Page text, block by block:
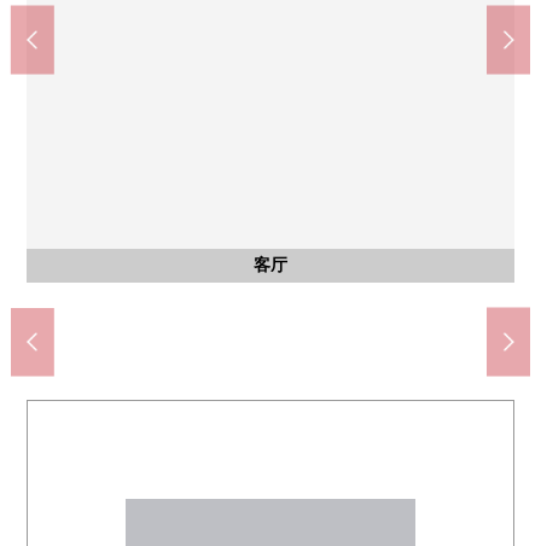
客厅
外观
客厅
厨房
阳台
从阳台希望东南一侧
室内
室内
约6.0张塌塌米西式房间
室内
约6.0张塌塌米西式房间
室内
约4.5张塌塌米西式房间
洗脸
公共汽车
厕所
停车场
外观
外观
外观
其他当地
邻接公园"一条池塘第1快乐园"
山田站(阪急千里线)(约1040m)
步行13分钟。
山田站(大阪单轨电车线)(约1200m)
步行15分钟。
吹田市立西山田小学(约650m)
步行9分钟。
吹田市立西山田中学(约550m)
步行7分钟。
Dew阪急山田(约1280m)
步行16分钟。
锚超市王子店(约750m)
步行10分钟。
全家便利店吹田山田西商店(约840m)
步行11分钟。
山田西公园(约700m)
步行9分钟。